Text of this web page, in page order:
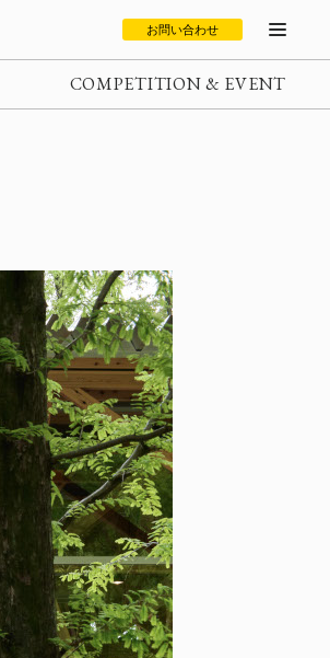
お問い合わせ
COMPETITION & EVENT